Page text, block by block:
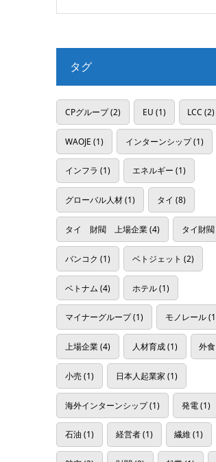
タグ
CPグループ(2) EU (1) LCC (2)
WAOJE (1) インターンシップ(1)
インフラ (1) エネルギー (1)
グローバル人材(1) タイ (8)
タイ 財閥 上場企業(4) タイ財閥
バンコク (1) ベトジェット (2)
ベトナム (4) ホテル(1)
マイナーグループ(1) モノレール
上場企業(4) 人材育成(1) 外食
小売(1) 日本人起業家 (1)
海外インターンシップ(1) 発電(1)
石油 (1) 経営者(1) 繊維(1)